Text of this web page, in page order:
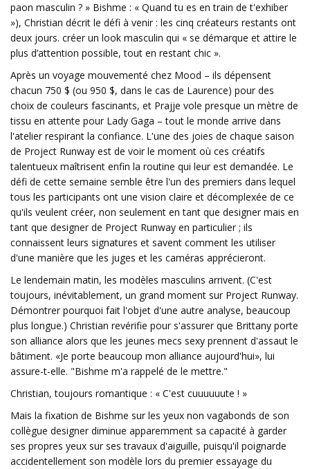
paon masculin ? » Bishme : « Quand tu es en train de t'exhiber
»), Christian décrit le défi à venir : les cinq créateurs restants ont
deux jours. créer un look masculin qui « se démarque et attire le
plus d’attention possible, tout en restant chic ».
Après un voyage mouvementé chez Mood – ils dépensent
chacun 750 $ (ou 950 $, dans le cas de Laurence) pour des
choix de couleurs fascinants, et Prajje vole presque un mètre de
tissu en attente pour Lady Gaga – tout le monde arrive dans
l'atelier respirant la confiance. L'une des joies de chaque saison
de Project Runway est de voir le moment où ces créatifs
talentueux maîtrisent enfin la routine qui leur est demandée. Le
défi de cette semaine semble être l'un des premiers dans lequel
tous les participants ont une vision claire et décomplexée de ce
qu'ils veulent créer, non seulement en tant que designer mais en
tant que designer de Project Runway en particulier ; ils
connaissent leurs signatures et savent comment les utiliser
d'une manière que les juges et les caméras apprécieront.
Le lendemain matin, les modèles masculins arrivent. (C'est
toujours, inévitablement, un grand moment sur Project Runway.
Démontrer pourquoi fait l'objet d'une autre analyse, beaucoup
plus longue.) Christian revérifie pour s'assurer que Brittany porte
son alliance alors que les jeunes mecs sexy prennent d'assaut le
bâtiment. «Je porte beaucoup mon alliance aujourd'hui», lui
assure-t-elle. "Bishme m'a rappelé de le mettre."
Christian, toujours romantique : « C'est cuuuuuute ! »
Mais la fixation de Bishme sur les yeux non vagabonds de son
collègue designer diminue apparemment sa capacité à garder
ses propres yeux sur ses travaux d'aiguille, puisqu'il poignarde
accidentellement son modèle lors du premier essayage du